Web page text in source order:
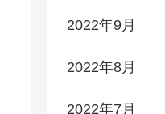
2022年9月
2022年8月
2022年7月